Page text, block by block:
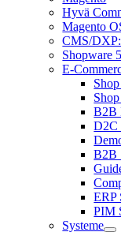
Hyvä
Magento
CMS/
Shopware
E-
B2B
D2C
B2B
ERP
PIM
Systeme